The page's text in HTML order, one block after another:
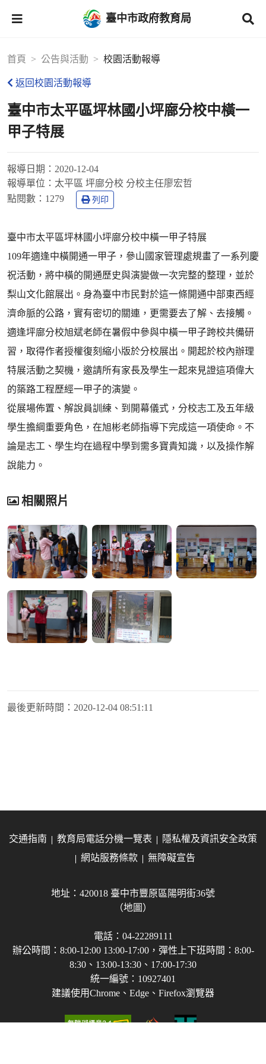
臺中市政府教育局
首頁 公告與活動 校園活動報導
返回校園活動報導
臺中市太平區坪林國小坪廍分校中橫一
甲子特展
報導日期： 2020-12-04
報導單位： 太平區 坪廍分校 分校主任廖宏哲
點閱數： 1279 列印
臺中市太平區坪林國小坪廍分校中橫一甲子特展
109年適逢中橫開通一甲子，參山國家管理處規畫了一系列慶
祝活動，將中橫的開通歷史與演變做一次完整的整理，並於
梨山文化館展出。身為臺中市民對於這一條開通中部東西經
濟命脈的公路，實有密切的關連，更需要去了解、去接觸。
適逢坪廍分校旭斌老師在暑假中參與中橫一甲子跨校共備研
習，取得作者授權復刻縮小版於分校展出。開起於校內辦理
特展活動之契機，邀請所有家長及學生一起來見證這項偉大
的築路工程歷經一甲子的演變。
從展場佈置、解說員訓練、到開幕儀式，分校志工及五年級
學生擔綱重要角色，在旭彬老師指導下完成這一項使命。不
論是志工、學生均在過程中學到需多寶貴知識，以及操作解
說能力。
相關照片
最後更新時間： 2020-12-04 08:51:11
交通指南 教育局電話分機一覽表
隱私權及資訊安全政策
網站服務條款
無障礙宣告
地址：420018 臺中市豐原區陽明街36號
（地圖）
電話：04-22289111
辦公時間：8:00-12:00 13:00-17:00，彈性上下班時間：8:00-
8:30、13:00-13:30、17:00-17:30
統一編號：10927401
建議使用Chrome、Edge、Firefox瀏覽器